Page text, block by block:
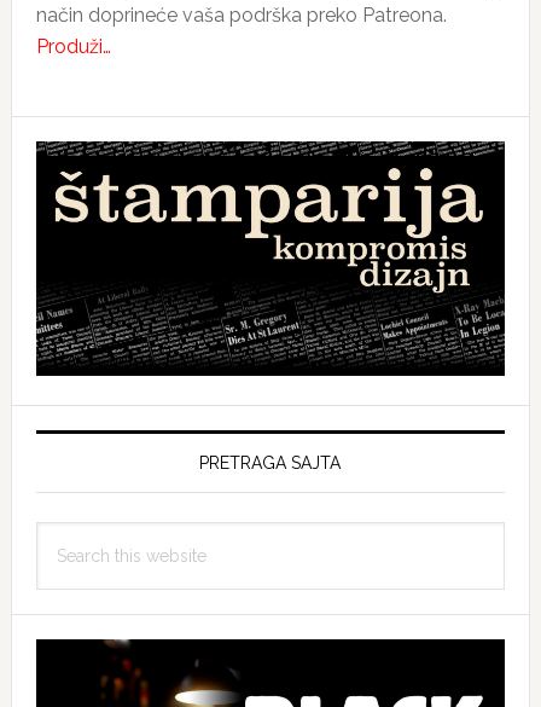
način doprineće vaša podrška preko Patreona.
Produži…
PRETRAGA SAJTA
this